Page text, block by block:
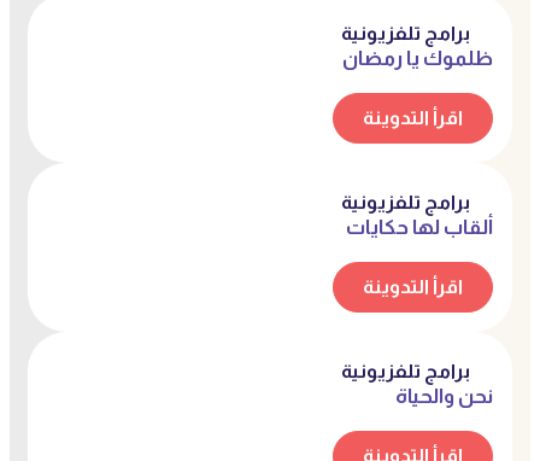
برامج تلفزيونية
ظلموك يا رمضان
اقرأ التدوينة
برامج تلفزيونية
ألقاب لها حكايات
اقرأ التدوينة
برامج تلفزيونية
نحن والحياة
اقرأ التدوينة